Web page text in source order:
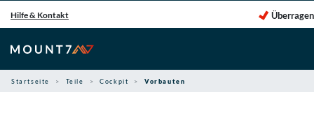
Inhalt
springen
Hilfe & Kontakt
Startseite Teile Cockpit Vorbauten